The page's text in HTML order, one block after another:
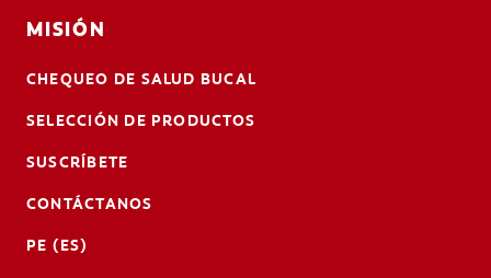
MISIÓN
CHEQUEO DE SALUD BUCAL
SELECCIÓN DE PRODUCTOS
SUSCRÍBETE
CONTÁCTANOS
PE (ES)